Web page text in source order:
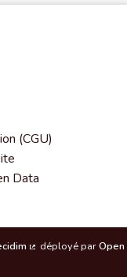
(CGU)
Data
étudiante
citoyenne
(Lien externe)
déployé parOpen